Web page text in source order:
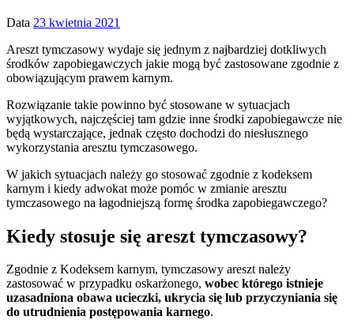
Data 23 kwietnia 2021
Areszt tymczasowy wydaje się jednym z najbardziej dotkliwych
środków zapobiegawczych jakie mogą być zastosowane zgodnie z
obowiązującym prawem karnym.
Rozwiązanie takie powinno być stosowane w sytuacjach
wyjątkowych, najczęściej tam gdzie inne środki zapobiegawcze nie
będą wystarczające, jednak często dochodzi do niesłusznego
wykorzystania aresztu tymczasowego.
W jakich sytuacjach należy go stosować zgodnie z kodeksem
karnym i kiedy adwokat może pomóc w zmianie aresztu
tymczasowego na łagodniejszą formę środka zapobiegawczego?
Kiedy stosuje się areszt tymczasowy?
Zgodnie z Kodeksem karnym, tymczasowy areszt należy
zastosować w przypadku oskarżonego, wobec którego istnieje
uzasadniona obawa ucieczki, ukrycia się lub przyczyniania się
do utrudnienia postępowania karnego.